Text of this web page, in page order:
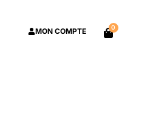
MON COMPTE 0